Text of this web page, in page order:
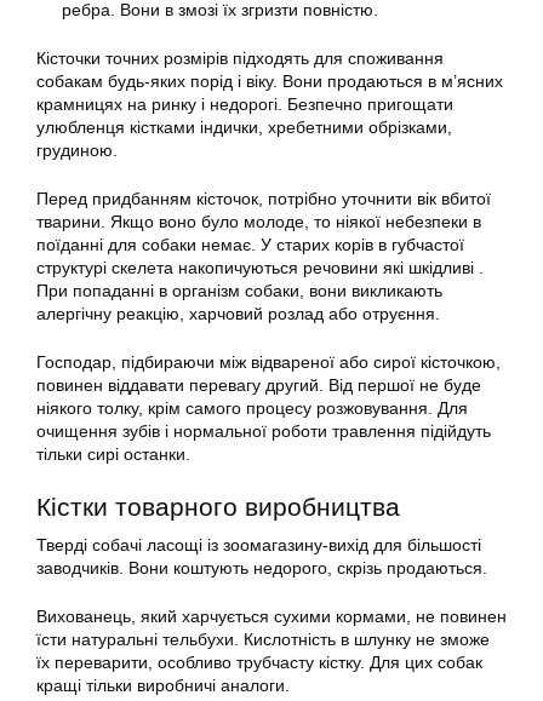
ребра. Вони в змозі їх згризти повністю.
Кісточки точних розмірів підходять для споживання
собакам будь-яких порід і віку. Вони продаються в м’ясних
крамницях на ринку і недорогі. Безпечно пригощати
улюбленця кістками індички, хребетними обрізками,
грудиною.
Перед придбанням кісточок, потрібно уточнити вік вбитої
тварини. Якщо воно було молоде, то ніякої небезпеки в
поїданні для собаки немає. У старих корів в губчастої
структурі скелета накопичуються речовини які шкідливі .
При попаданні в організм собаки, вони викликають
алергічну реакцію, харчовий розлад або отруєння.
Господар, підбираючи між відвареної або сирої кісточкою,
повинен віддавати перевагу другий. Від першої не буде
ніякого толку, крім самого процесу розжовування. Для
очищення зубів і нормальної роботи травлення підійдуть
тільки сирі останки.
Кістки товарного виробництва
Тверді собачі ласощі із зоомагазину-вихід для більшості
заводчиків. Вони коштують недорого, скрізь продаються.
Вихованець, який харчується сухими кормами, не повинен
їсти натуральні тельбухи. Кислотність в шлунку не зможе
їх переварити, особливо трубчасту кістку. Для цих собак
кращі тільки виробничі аналоги.